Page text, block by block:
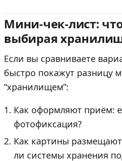
Мини-чек-лист:
выбирая
Если вы сравниваете
быстро покажут разницу
“хранилищем”:
Как оформляют приём:
фотофиксация?
Как картины
ли системы хранения